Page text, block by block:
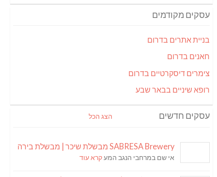
עסקים מקודמים
בניית אתרים בדרום
חאנים בדרום
צימרים דיסקרטיים בדרום
רופא שיניים בבאר שבע
עסקים חדשים הצג הכל
SABRESA Brewery מבשלת שיכר | מבשלת בירה
אי שם במרחבי הנגב המעקרא עוד